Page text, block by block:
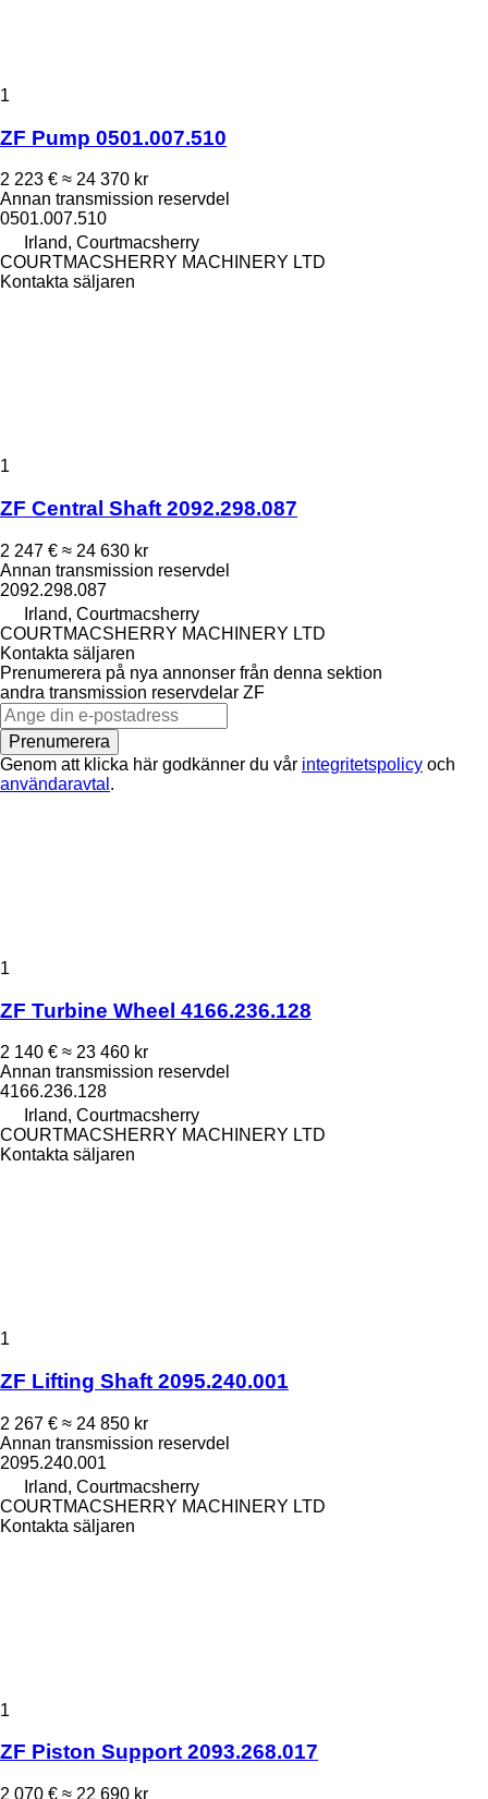
1
ZF Pump 0501.007.510
2 223 € ≈ 24 370 kr
Annan transmission reservdel
0501.007.510
Irland, Courtmacsherry
COURTMACSHERRY MACHINERY LTD
Kontakta säljaren
1
ZF Central Shaft 2092.298.087
2 247 € ≈ 24 630 kr
Annan transmission reservdel
2092.298.087
Irland, Courtmacsherry
COURTMACSHERRY MACHINERY LTD
Kontakta säljaren
Prenumerera på nya annonser från denna sektion
andra transmission reservdelar ZF
Prenumerera
Genom att klicka här godkänner du vår integritetspolicy och
användaravtal .
1
ZF Turbine Wheel 4166.236.128
2 140 € ≈ 23 460 kr
Annan transmission reservdel
4166.236.128
Irland, Courtmacsherry
COURTMACSHERRY MACHINERY LTD
Kontakta säljaren
1
ZF Lifting Shaft 2095.240.001
2 267 € ≈ 24 850 kr
Annan transmission reservdel
2095.240.001
Irland, Courtmacsherry
COURTMACSHERRY MACHINERY LTD
Kontakta säljaren
1
ZF Piston Support 2093.268.017
2 070 € ≈ 22 690 kr